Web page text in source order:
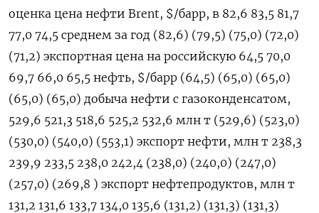
оценка цена нефти Brent, $/барр, в 82,6 83,5 81,7
77,0 74,5 среднем за год (82,6) (79,5) (75,0) (72,0)
(71,2) экспортная цена на российскую 64,5 70,0
69,7 66,0 65,5 нефть, $/барр (64,5) (65,0) (65,0)
(65,0) (65,0) добыча нефти с газоконденсатом,
529,6 521,3 518,6 525,2 532,6 млн т (529,6) (523,0)
(530,0) (540,0) (553,1) экспорт нефти, млн т 238,3
239,9 233,5 238,0 242,4 (238,0) (240,0) (247,0)
(257,0) (269,8 ) экспорт нефтепродуктов, млн т
131,2 131,6 133,7 134,0 135,6 (131,2) (131,3) (131,3)